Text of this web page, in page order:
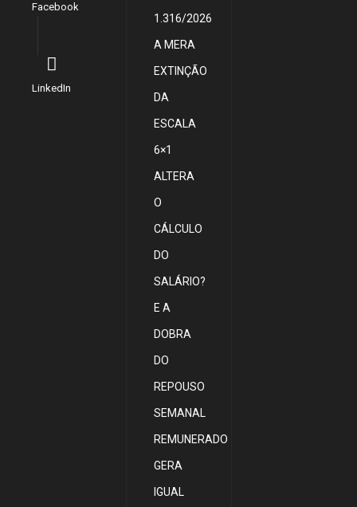
Facebook
LinkedIn
1.316/2026
A MERA
EXTINÇÃO
DA
ESCALA
6×1
ALTERA
O
CÁLCULO
DO
SALÁRIO?
E A
DOBRA
DO
REPOUSO
SEMANAL
REMUNERADO
GERA
IGUAL